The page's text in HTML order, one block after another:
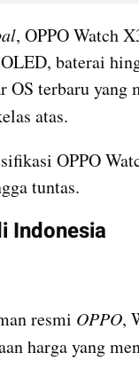
, OPPO Watch
baterai
OS terbaru yang
atas.
OPPO
tuntas.
Indonesia
resmi OPPO,
harga yang